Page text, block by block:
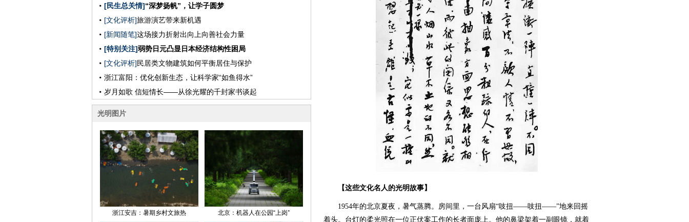
【这些文化名人的光明故事】
1954年的北京夏夜，暑气蒸腾。房间里，一台风扇“吱扭——吱扭——”地来回摇
着头。台灯的柔光照在一位正伏案工作的长者面庞上。他的鼻梁架着一副眼镜，就着